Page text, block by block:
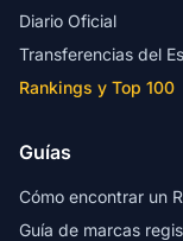
Diario Oficial
Transferencias del
Rankings y Top 100
Guías
Cómo encontrar un
Guía de marcas